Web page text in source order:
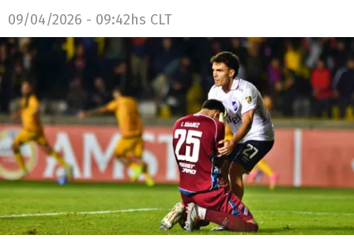
09/04/2026 - 09:42hs CLT